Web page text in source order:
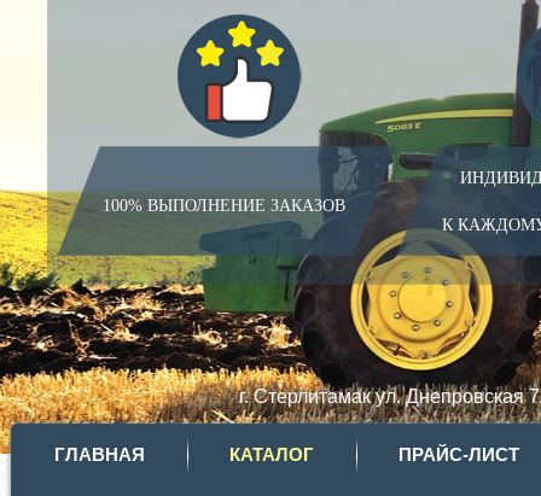
100% ВЫПОЛНЕНИЕ ЗАКАЗОВ
К
г. Стерлитамак ул. Днепровская
ГЛАВНАЯ КАТАЛОГ ПРАЙС-ЛИСТ